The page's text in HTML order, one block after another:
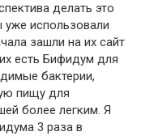
делать это
использовали
зашли на их сайт
есть Бифидум для
бактерии,
пищу для
более легким. Я
3 раза в